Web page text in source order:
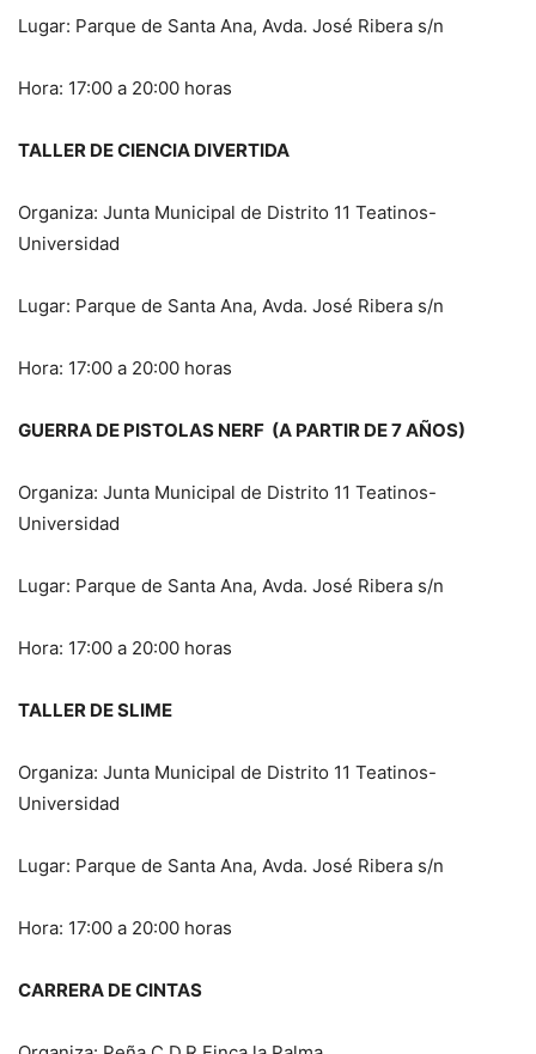
Lugar: Parque de Santa Ana, Avda. José Ribera s/n
Hora: 17:00 a 20:00 horas
TALLER DE CIENCIA DIVERTIDA
Organiza: Junta Municipal de Distrito 11 Teatinos-
Universidad
Lugar: Parque de Santa Ana, Avda. José Ribera s/n
Hora: 17:00 a 20:00 horas
GUERRA DE PISTOLAS NERF (A PARTIR DE 7 AÑOS)
Organiza: Junta Municipal de Distrito 11 Teatinos-
Universidad
Lugar: Parque de Santa Ana, Avda. José Ribera s/n
Hora: 17:00 a 20:00 horas
TALLER DE SLIME
Organiza: Junta Municipal de Distrito 11 Teatinos-
Universidad
Lugar: Parque de Santa Ana, Avda. José Ribera s/n
Hora: 17:00 a 20:00 horas
CARRERA DE CINTAS